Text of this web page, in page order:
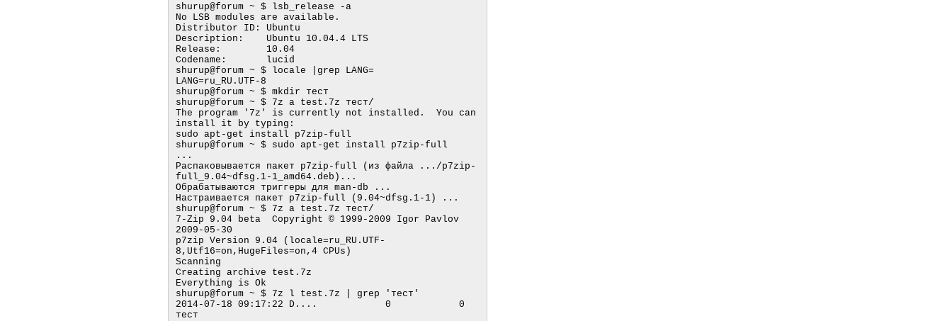
shurup@forum ~ $ lsb_release -a
No LSB modules are available.
Distributor ID: Ubuntu
Description:    Ubuntu 10.04.4 LTS
Release:        10.04
Codename:       lucid
shurup@forum ~ $ locale |grep LANG=
LANG=ru_RU.UTF-8
shurup@forum ~ $ mkdir тест
shurup@forum ~ $ 7z a test.7z тест/
The program '7z' is currently not installed.  You can
install it by typing:
sudo apt-get install p7zip-full
shurup@forum ~ $ sudo apt-get install p7zip-full
...
Распаковывается пакет p7zip-full (из файла .../p7zip-
full_9.04~dfsg.1-1_amd64.deb)...
Обрабатываются триггеры для man-db ...
Настраивается пакет p7zip-full (9.04~dfsg.1-1) ...
shurup@forum ~ $ 7z a test.7z тест/
7-Zip 9.04 beta  Copyright © 1999-2009 Igor Pavlov
2009-05-30
p7zip Version 9.04 (locale=ru_RU.UTF-
8,Utf16=on,HugeFiles=on,4 CPUs)
Scanning
Creating archive test.7z
Everything is Ok
shurup@forum ~ $ 7z l test.7z | grep 'тест'
2014-07-18 09:17:22 D....            0            0
тест